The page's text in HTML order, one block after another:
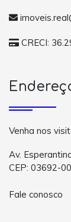
CRECI:
Venha nos
Av.
CEP: 03692-
Fale conosco